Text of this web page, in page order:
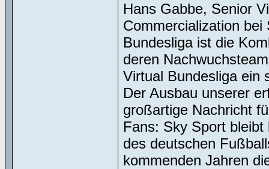
Hans Gabbe, Senior
Commercialization
Bundesliga ist die
deren
Virtual Bundesliga ein
Der Ausbau unserer
großartige Nachricht
Fans: Sky Sport
des deutschen
kommenden Jahren